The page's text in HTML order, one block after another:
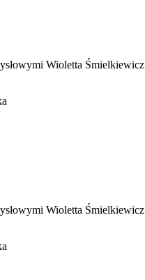
Wioletta Śmielkiewicz
Wioletta Śmielkiewicz